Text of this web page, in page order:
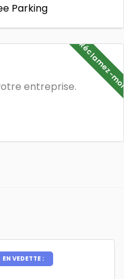
Parking
entreprise.
EN VEDETTE :